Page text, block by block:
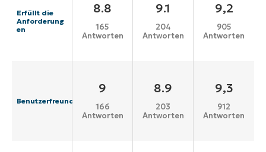
Erfüllt die
Anforderung
en
8.8
165
Antworten
9.1
204
Antworten
9,2
905
Antworten
Benutzerfreundlichkeit
9
166
Antworten
8.9
203
Antworten
9,3
912
Antworten